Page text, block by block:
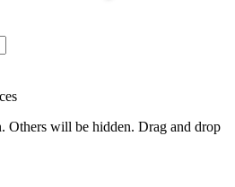
Others will be hidden. Drag and drop